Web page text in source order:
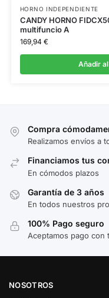
HORNO INDEPENDIENTE
CANDY HORNO
multifuncio A
169,94 €
Añadir
Compra
Realizamos envíos a
Financiamos tus
En cómodos plazos
Garantía de 3 años
En todos nuestros
100% Pago seguro
Aceptamos pago con
NOSOTROS